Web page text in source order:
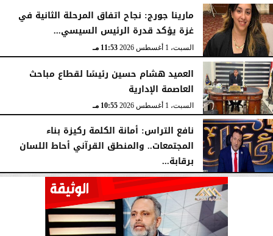
الأحد، 2 أغسطس 2026 10:20 صـ
مارينا جورج: نجاح اتفاق المرحلة الثانية في
غزة يؤكد قدرة الرئيس السيسي...
السبت، 1 أغسطس 2026 11:53 مـ
العميد هشام حسين رئيسًا لقطاع مباحث
العاصمة الإدارية
السبت، 1 أغسطس 2026 10:55 مـ
نافع التراس: أمانة الكلمة ركيزة بناء
المجتمعات.. والمنطق القرآني أحاط اللسان
برقابة...
السبت، 1 أغسطس 2026 10:25 مـ